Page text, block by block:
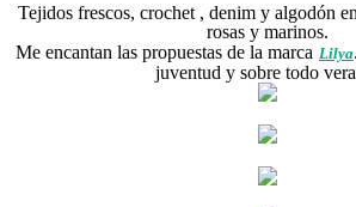
Tejidos frescos, crochet , denim y algodón
rosas y marinos.
Me encantan las propuestas de la marca Lilya
juventud y sobre todo